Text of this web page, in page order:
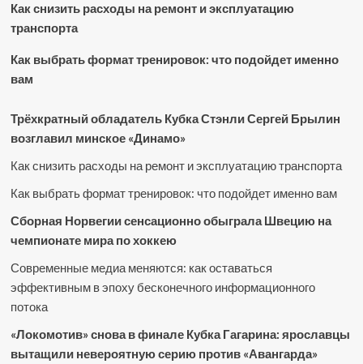
Как снизить расходы на ремонт и эксплуатацию
транспорта
Как выбрать формат тренировок: что подойдет именно
вам
Трёхкратный обладатель Кубка Стэнли Сергей Брылин
возглавил минское «Динамо»
Как снизить расходы на ремонт и эксплуатацию транспорта
Как выбрать формат тренировок: что подойдет именно вам
Сборная Норвегии сенсационно обыграла Швецию на
чемпионате мира по хоккею
Современные медиа меняются: как оставаться
эффективным в эпоху бесконечного информационного
потока
«Локомотив» снова в финале Кубка Гагарина: ярославцы
вытащили невероятную серию против «Авангарда»